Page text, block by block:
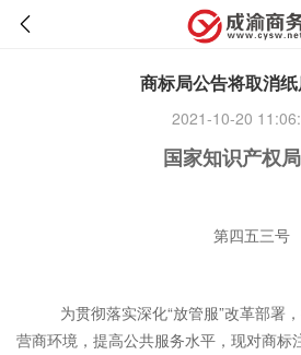
商标局公告将取消
2021-10-20
国家知识产权
第四五三号
为贯彻落实深化“放管服”改革部署
营商环境，提高公共服务水平，现对商标